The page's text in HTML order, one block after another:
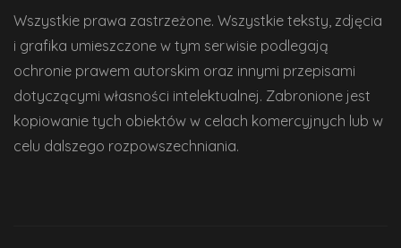
Wszystkie prawa zastrzeżone. Wszystkie teksty, zdjęcia
i grafika umieszczone w tym serwisie podlegają
ochronie prawem autorskim oraz innymi przepisami
dotyczącymi własności intelektualnej. Zabronione jest
kopiowanie tych obiektów w celach komercyjnych lub w
celu dalszego rozpowszechniania.